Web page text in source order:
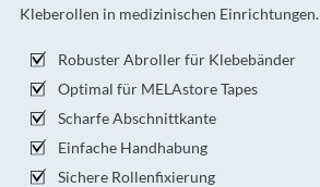
Kleberollen in medizinischen Einrichtungen.
Robuster Abroller für Klebebänder
Optimal für MELAstore Tapes
Scharfe Abschnittkante
Einfache Handhabung
Sichere Rollenfixierung